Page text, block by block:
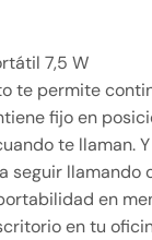
7,5 W
te permite
fijo en
te llaman.
seguir
en
en tu